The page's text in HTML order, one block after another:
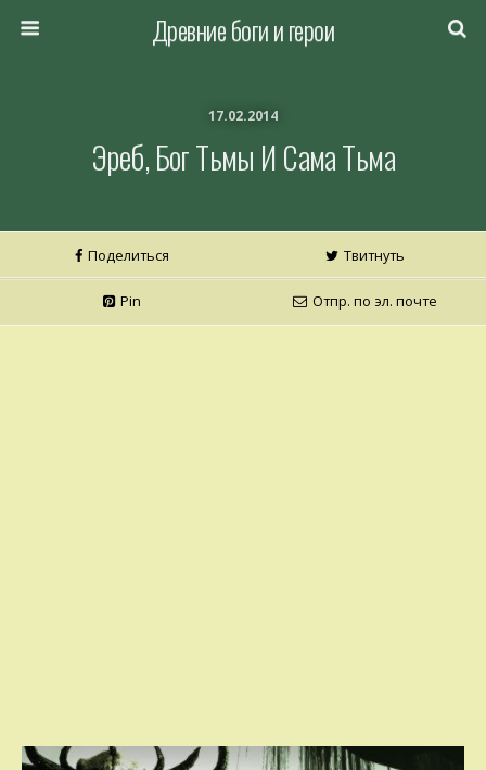
Древние боги и герои
17.02.2014
Эреб, Бог Тьмы И Сама Тьма
Поделиться Твитнуть
Pin Отпр. по эл. почте